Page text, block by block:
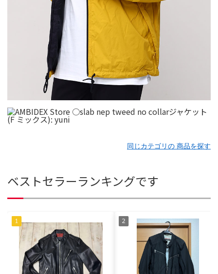
同じカテゴリの 商品を探す
ベストセラーランキングです